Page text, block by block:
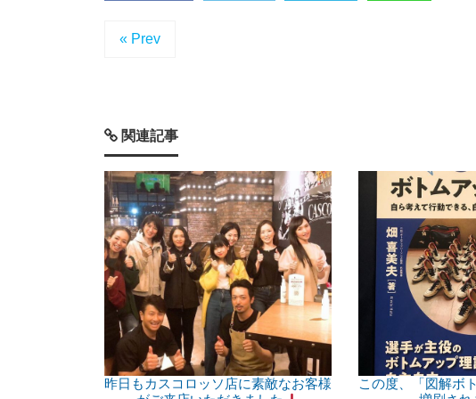
« Prev
関連記事
昨日もカスコロッソ店に素敵なお客様
この度、「図解ボ